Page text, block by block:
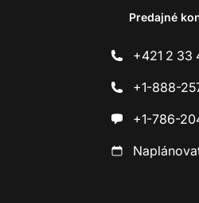
Predajné
+421 2 33
+1-888-
+1-786-